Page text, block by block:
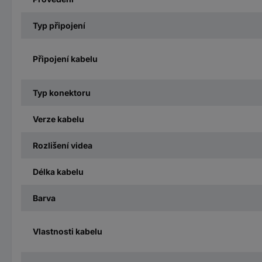
Typ připojení
Připojení kabelu
Typ konektoru
Verze kabelu
Rozlišení videa
Délka kabelu
Barva
Vlastnosti kabelu